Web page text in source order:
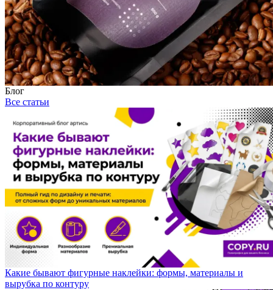
Блог
Все статьи
Какие бывают фигурные наклейки: формы, материалы и
вырубка по контуру